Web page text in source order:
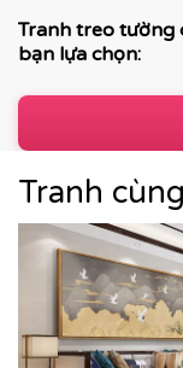
Tranh treo tường
bạn lựa chọn:
Tranh